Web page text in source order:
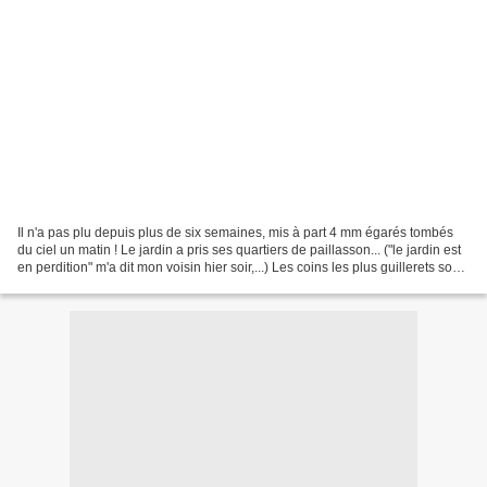
Il n'a pas plu depuis plus de six semaines, mis à part 4 mm égarés tombés
du ciel un matin ! Le jardin a pris ses quartiers de paillasson... ("le jardin est
en perdition" m'a dit mon voisin hier soir,...) Les coins les plus guillerets sont